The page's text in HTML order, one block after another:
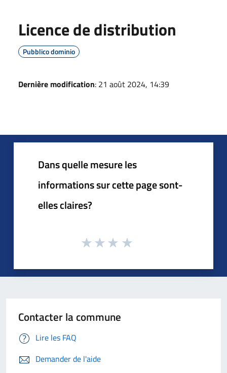
Licence de distribution
Pubblico dominio
Dernière modification: 21 août 2024, 14:39
Dans quelle mesure les
informations sur cette page sont-
elles claires?
Contacter la commune
Lire les FAQ
Demander de l'aide